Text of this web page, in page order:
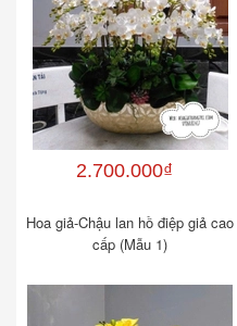
2.700.000₫
Hoa giả-Chậu lan hồ điệp giả cao
cấp (Mẫu 1)